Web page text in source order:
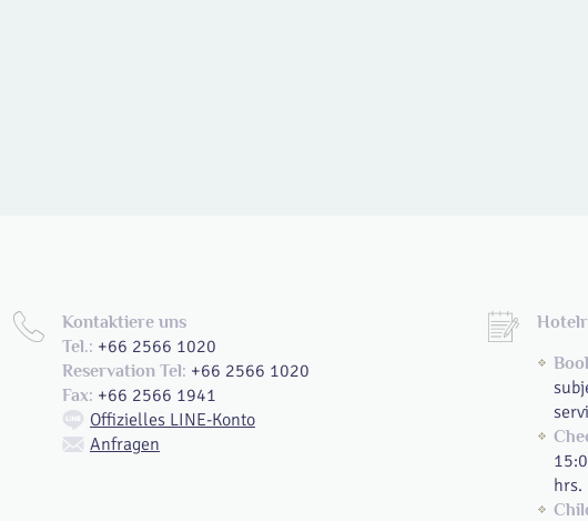
Kontaktiere uns
Tel.: +66 2566 1020
Reservation Tel: +66 2566 1020
Fax: +66 2566 1941
Offizielles LINE-Konto
Anfragen
hrs.